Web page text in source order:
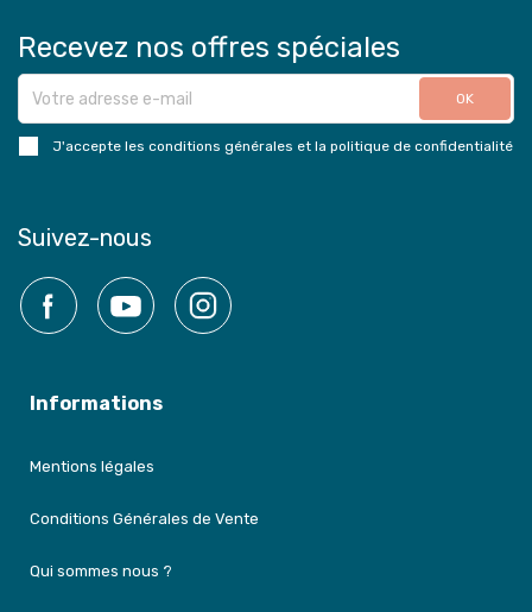
Recevez nos offres spéciales
J'accepte les conditions générales et la politique de confidentialité
Suivez-nous
Facebook YouTube
Informations
Mentions légales
Conditions Générales de Vente
Qui sommes nous ?